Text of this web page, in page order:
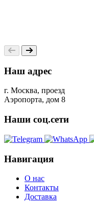
Наш адрес
г. Москва, проезд
Аэропорта, дом 8
Наши соц.сети
Навигация
О нас
Контакты
Доставка